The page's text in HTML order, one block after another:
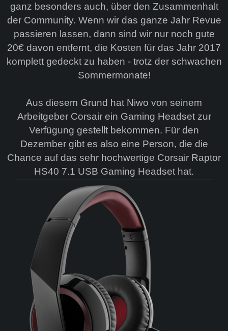
ganz besonders auch, über den Zusammenhalt
der Community. Wenn wir das ganze Jahr Revue
passieren lassen, dann sind wir nur noch gute
20€ davon entfernt, die Kosten für das Jahr 2017
komplett gedeckt zu haben - trotz der schwachen
Sommermonate!
Aus diesem Grund hat Niwo von seinem
Arbeitgeber Corsair ein Gaming Headset zur
Verfügung gestellt bekommen. Für den
Dezember gibt es also eine Person, die die
Chance auf das sehr hochwertige Corsair Raptor
HS40 7.1 USB Gaming Headset hat.